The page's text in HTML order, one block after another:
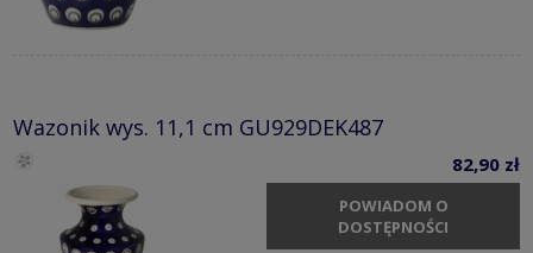
Wazonik wys. 11,1 cm GU929DEK487
82,90 zł
POWIADOM O
DOSTĘPNOŚCI